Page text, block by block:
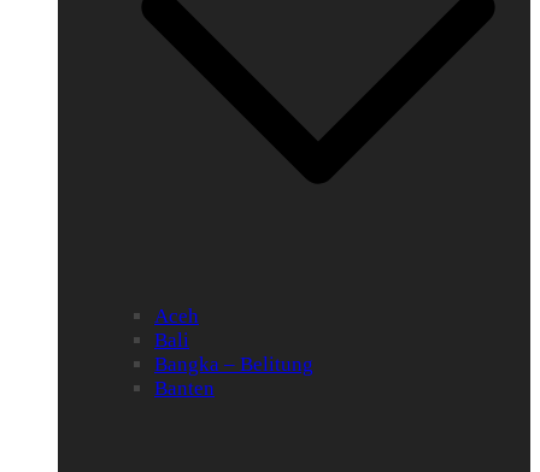
Aceh
Bali
Bangka – Belitung
Banten